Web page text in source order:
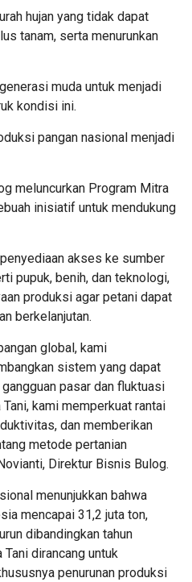
hujan yang tidak dapat
tanam, serta menurunkan
muda untuk menjadi
kondisi ini.
pangan nasional menjadi
meluncurkan Program Mitra
inisiatif untuk mendukung
akses ke sumber
pupuk, benih, dan teknologi,
produksi agar petani dapat
berkelanjutan.
global, kami
sistem yang dapat
pasar dan fluktuasi
kami memperkuat rantai
dan memberikan
metode pertanian
Direktur Bisnis Bulog.
menunjukkan bahwa
mencapai 31,2 juta ton,
dibandingkan tahun
dirancang untuk
penurunan produksi